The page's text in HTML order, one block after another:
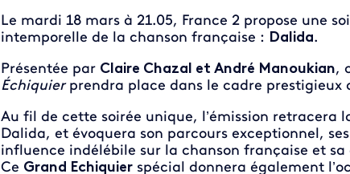
Le mardi 18 mars à 21.05, France 2 propose une
intemporelle de la chanson française : Dalida.
Présentée par Claire Chazal et André Manoukian,
Échiquierprendra place dans le cadre prestigieux
Au fil de cette soirée unique, l’émission retracera
Dalida, et évoquera son parcours exceptionnel,
influence indélébile sur la chanson française et
Ce Grand Echiquierspécial donnera également